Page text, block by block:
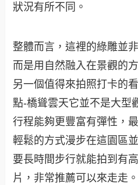
狀況有所不同。
整體而言，這裡的綠雕並
而是用自然融入在景觀的
另一個值得來拍照打卡的
點-橋聳雲天它並不是大型
行程能夠更豐富有彈性，
輕鬆的方式漫步在這園區
要長時間步行就能拍到有
片，非常推薦可以來走走。